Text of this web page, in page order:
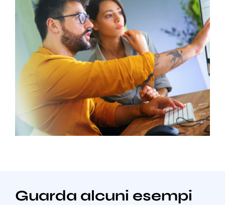
Guarda alcuni esempi